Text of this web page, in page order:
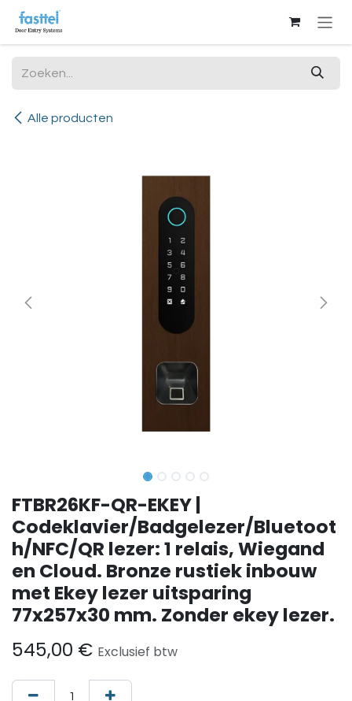
Overslaan naar inhoud
Alle producten
FTBR26KF-QR-EKEY |
Codeklavier/Badgelezer/Bluetoot
h/NFC/QR lezer: 1 relais, Wiegand
en Cloud. Bronze rustiek inbouw
met Ekey lezer uitsparing
77x257x30 mm. Zonder ekey lezer.
545,00 € Exclusief btw